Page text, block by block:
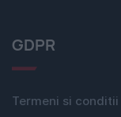
GDPR
Termeni si conditii